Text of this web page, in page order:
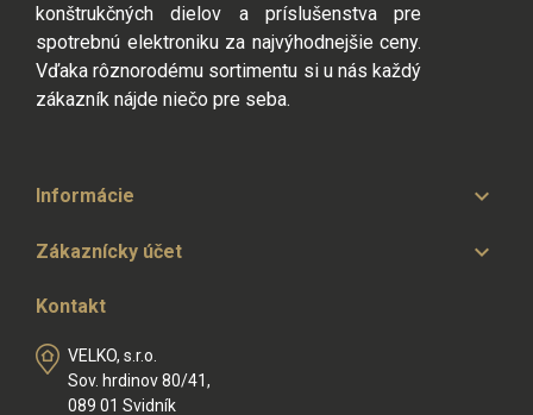
konštrukčných dielov a príslušenstva pre
spotrebnú elektroniku za najvýhodnejšie ceny.
Vďaka rôznorodému sortimentu si u nás každý
zákazník nájde niečo pre seba.
Informácie 
Zákaznícky účet 
Kontakt
VELKO, s.r.o.
Sov. hrdinov 80/41,
089 01 Svidník